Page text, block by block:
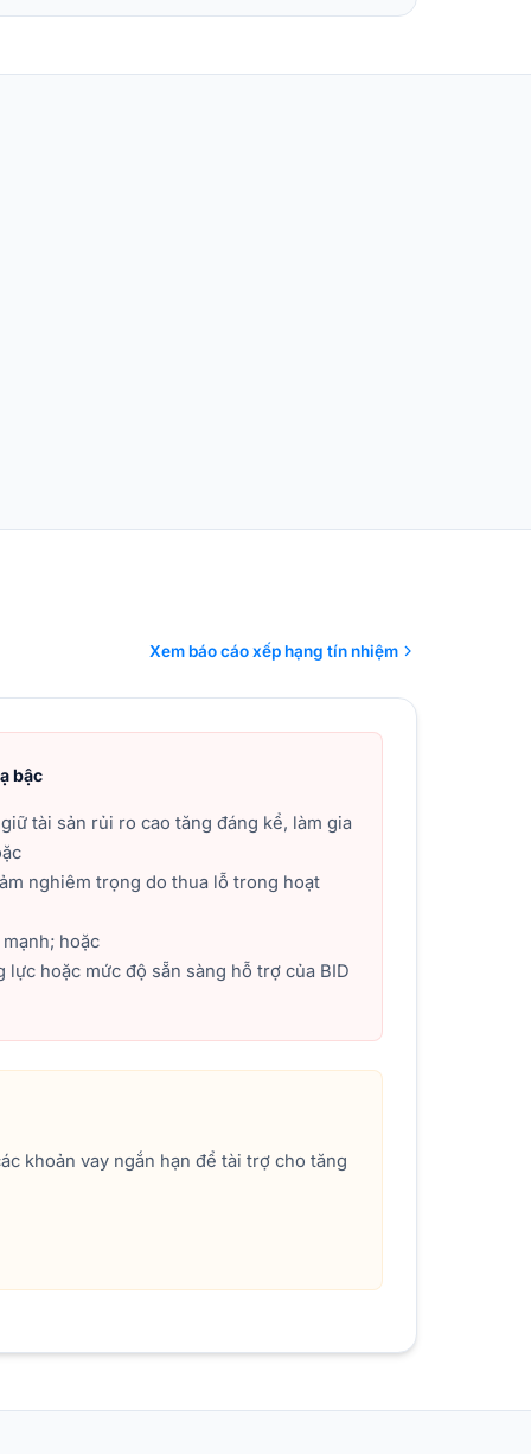
Xem báo cáo xếp hạng tín nhiệm
bậc
tài sản rủi ro cao tăng đáng kể, làm gia
nghiêm trọng do thua lỗ trong hoạt
hoặc
lực hoặc mức độ sẵn sàng hỗ trợ của BID
khoản vay ngắn hạn để tài trợ cho tăng